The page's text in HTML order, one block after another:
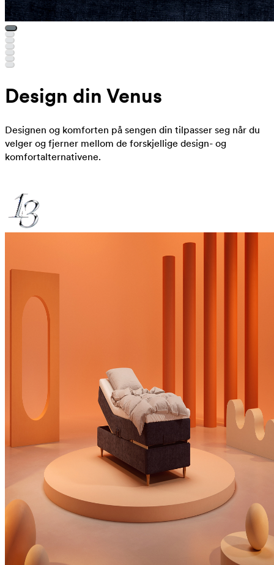
Design din Venus
Designen og komforten på sengen din tilpasser seg når du
velger og fjerner mellom de forskjellige design- og
komfortalternativene.